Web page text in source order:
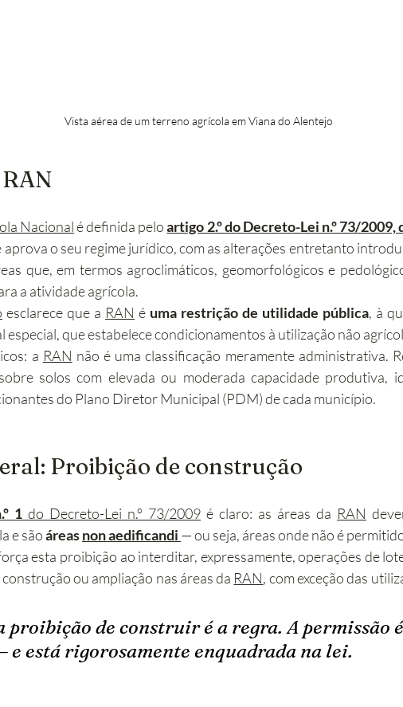
Vista aérea de um terreno agrícola em Viana do Alentejo
RAN
Nacional é definida pelo artigo 2.º do Decreto-Lei n.º 73/2009,
aprova o seu regime jurídico, com as alterações entretanto
que, em termos agroclimáticos, geomorfológicos e
a atividade agrícola.
esclarece que a RAN é uma restrição de utilidade pública, à
que estabelece condicionamentos à utilização não
a RAN não é uma classificação meramente administrativa.
solos com elevada ou moderada capacidade produtiva,
do Plano Diretor Municipal (PDM) de cada município.
Proibição de construção
1 do Decreto-Lei n.º 73/2009 é claro: as áreas da RAN
e são áreas non aedificandi — ou seja, áreas onde não é
esta proibição ao interditar, expressamente, operações de
ou ampliação nas áreas da RAN, com exceção das
proibição de construir é a regra. A permissão
e está rigorosamente enquadrada na lei.